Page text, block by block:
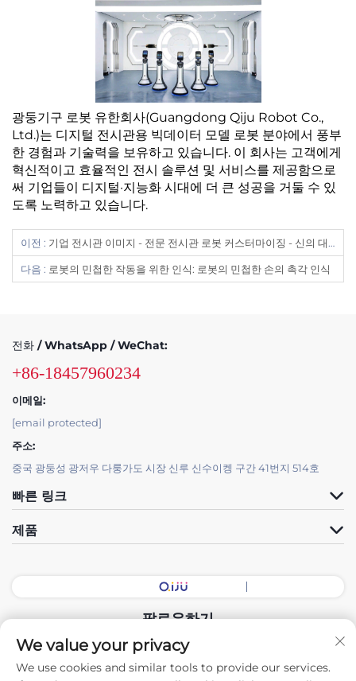
광둥기구 로봇 유한회사(Guangdong Qiju Robot Co.,
Ltd.)는 디지털 전시관용 빅데이터 모델 로봇 분야에서 풍부
한 경험과 기술력을 보유하고 있습니다. 이 회사는 고객에게
혁신적이고 효율적인 전시 솔루션 및 서비스를 제공함으로
써 기업들이 디지털·지능화 시대에 더 큰 성공을 거둘 수 있
도록 노력하고 있습니다.
이전 : 기업 전시관 이미지 - 전문 전시관 로봇 커스터마이징 - 신의 대규모 지능형 로봇 매장
다음 : 로봇의 민첩한 작동을 위한 인식: 로봇의 민첩한 손의 촉각 인식
전화 / WhatsApp / WeChat:
+86-18457960234
이메일:
[email protected]
주소:
중국 광둥성 광저우 다룽가도 시장 신루 신수이켕 구간 41번지 514호
빠른 링크
제품
팔로우하기
Copyright © 2026 중국 광둥 전시회장 지능형 장비 유한회사. 모든 권리
We value your privacy
We use cookies and similar tools to provide our services.